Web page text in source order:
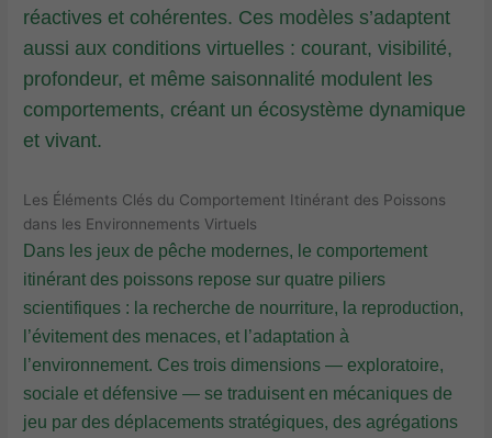
réactives et cohérentes. Ces modèles s’adaptent
aussi aux conditions virtuelles : courant, visibilité,
profondeur, et même saisonnalité modulent les
comportements, créant un écosystème dynamique
et vivant.
Les Éléments Clés du Comportement Itinérant des Poissons
dans les Environnements Virtuels
Dans les jeux de pêche modernes, le comportement
itinérant des poissons repose sur quatre piliers
scientifiques : la recherche de nourriture, la reproduction,
l’évitement des menaces, et l’adaptation à
l’environnement. Ces trois dimensions — exploratoire,
sociale et défensive — se traduisent en mécaniques de
jeu par des déplacements stratégiques, des agrégations